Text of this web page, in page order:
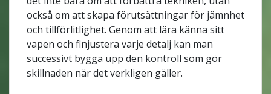
också om att skapa förutsättningar för jämnhet
och tillförlitlighet. Genom att lära känna sitt
vapen och finjustera varje detalj kan man
successivt bygga upp den kontroll som gör
skillnaden när det verkligen gäller.